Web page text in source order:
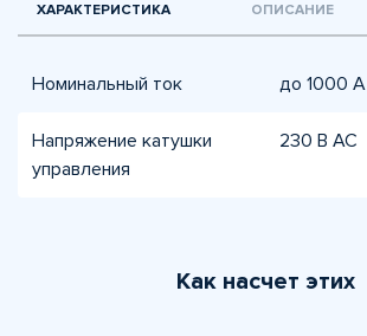
ХАРАКТЕРИСТИКА ОПИСАНИЕ
Номинальный ток до 1000 А
Напряжение катушки
управления
230 В AC
Как насчет этих